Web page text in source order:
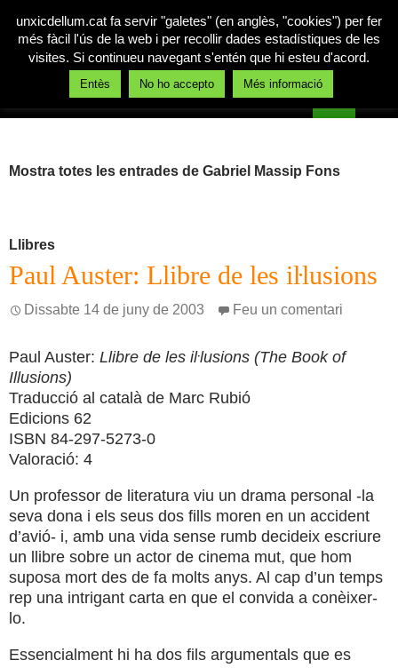
Un xic de llum
Mostra totes les entrades de Gabriel Massip Fons
Llibres
Paul Auster: Llibre de les iŀlusions
Dissabte 14 de juny de 2003 Feu un comentari
Paul Auster: Llibre de les iŀlusions (The Book of
Illusions)
Traducció al català de Marc Rubió
Edicions 62
ISBN 84-297-5273-0
Valoració: 4
Un professor de literatura viu un drama personal -la
seva dona i els seus dos fills moren en un accident
d’avió- i, amb una vida sense rumb decideix escriure
un llibre sobre un actor de cinema mut, que hom
suposa mort des de fa molts anys. Al cap d’un temps
rep una intrigant carta en que el convida a conèixer-
lo.
Essencialment hi ha dos fils argumentals que es
unxicdellum.cat fa servir "galetes" (en anglès, "cookies") per fer
més fàcil l'ús de la web i per recollir dades estadístiques de les
visites. Si continueu navegant s'entén que hi esteu d'acord.
Entès No ho accepto Més informació